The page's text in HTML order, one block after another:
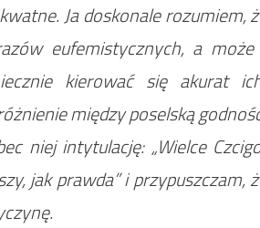
Ja doskonale rozumiem,
eufemistycznych, a
kierować się akurat
między poselską
niej intytulację: „Wielce
jak prawda” i przypuszczam,